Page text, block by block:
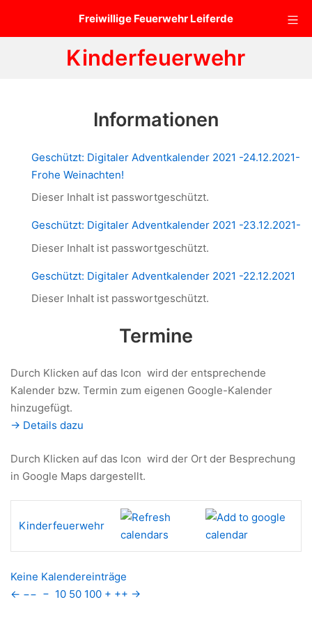
Freiwillige Feuerwehr Leiferde
Kinderfeuerwehr
Informationen
Geschützt: Digitaler Adventkalender 2021 -24.12.2021-
Frohe Weinachten!
Dieser Inhalt ist passwortgeschützt.
Geschützt: Digitaler Adventkalender 2021 -23.12.2021-
Dieser Inhalt ist passwortgeschützt.
Geschützt: Digitaler Adventkalender 2021 -22.12.2021
Dieser Inhalt ist passwortgeschützt.
Termine
Durch Klicken auf das Icon wird der entsprechende
Kalender bzw. Termin zum eigenen Google-Kalender
hinzugefügt.
-> Details dazu
Durch Klicken auf das Icon wird der Ort der Besprechung
in Google Maps dargestellt.
Kinderfeuerwehr
Keine Kalendereinträge
← −− − 10 50 100 + ++ →